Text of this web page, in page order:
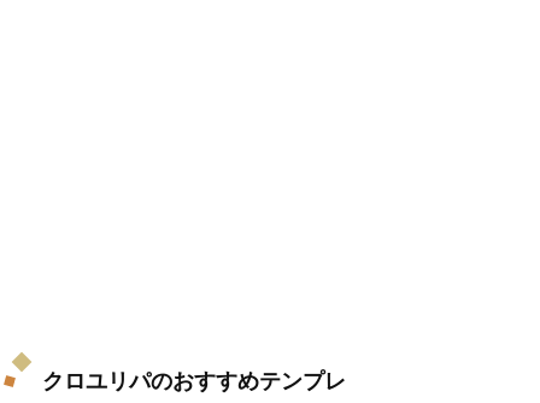
クロユリパのおすすめテンプレ